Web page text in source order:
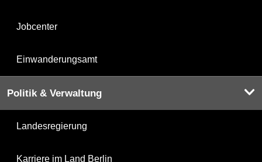
Jobcenter
Einwanderungsamt
Politik & Verwaltung
Landesregierung
Karriere im Land Berlin